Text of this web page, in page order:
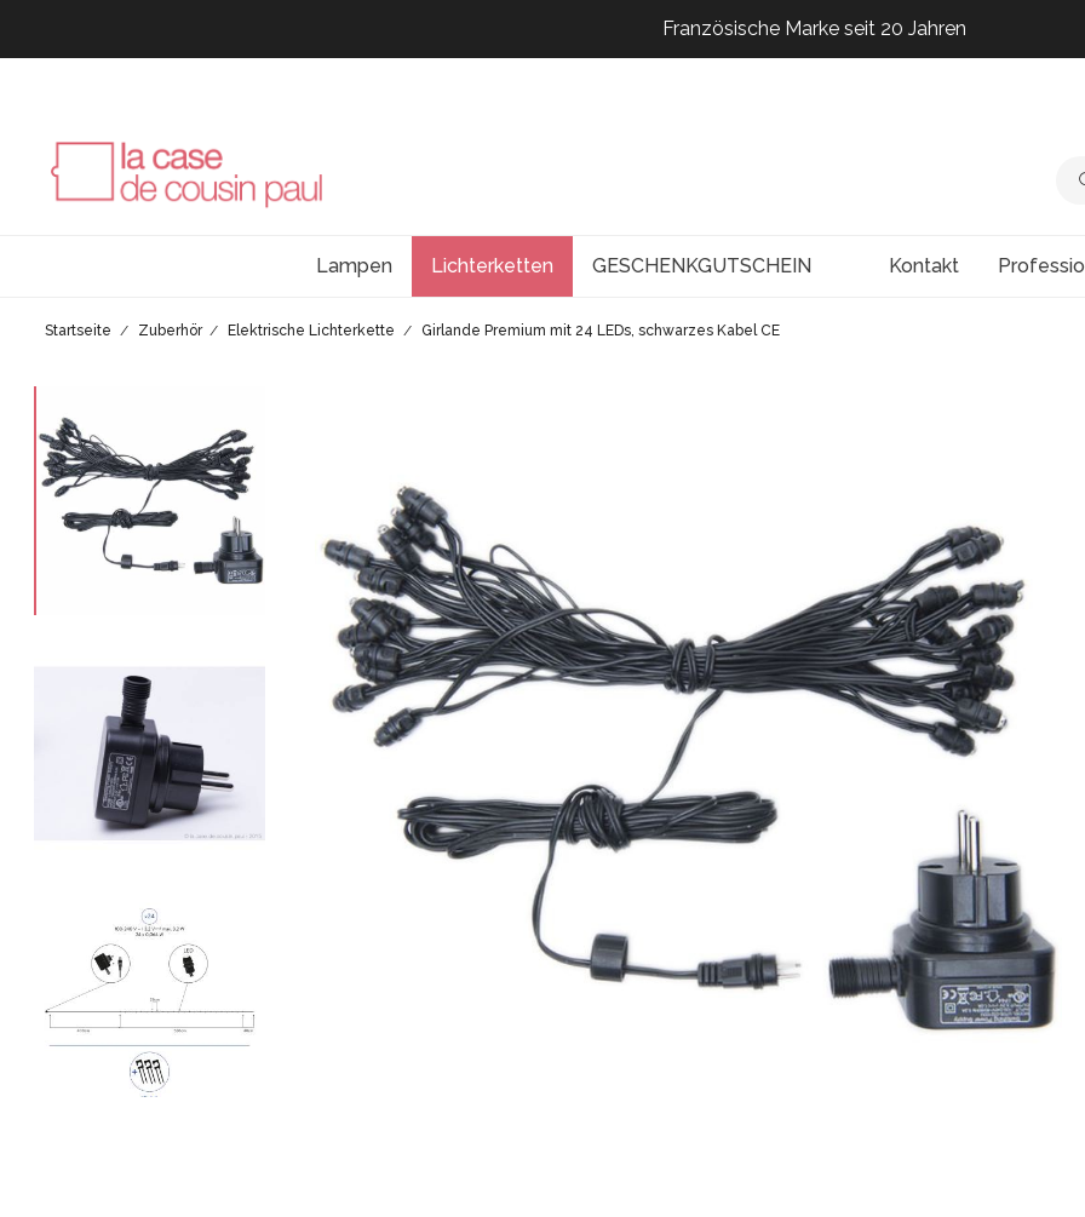
Französische Marke seit 20 Jahren
Französische Marke seit 20 Jahren
Lampen Lichterketten GESCHENKGUTSCHEIN Kontakt
Startseite Zuberhör Elektrische Lichterkette Girlande Premium mit 24 LEDs, schwarzes Kabel CE